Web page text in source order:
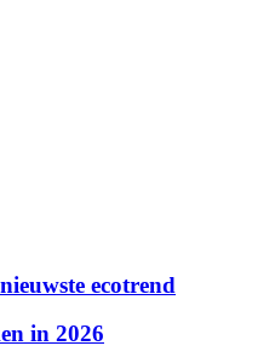
ecotrend
in 2026